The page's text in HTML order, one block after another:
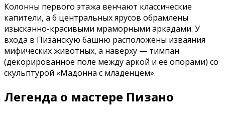
Колонны первого этажа венчают классические
капители, а 6 центральных ярусов обрамлены
изысканно-красивыми мраморными аркадами. У
входа в Пизанскую башню расположены изваяния
мифических животных, а наверху — тимпан
(декорированное поле между аркой и её опорами) со
скульптурой «Мадонна с младенцем».
Легенда о мастере Пизано